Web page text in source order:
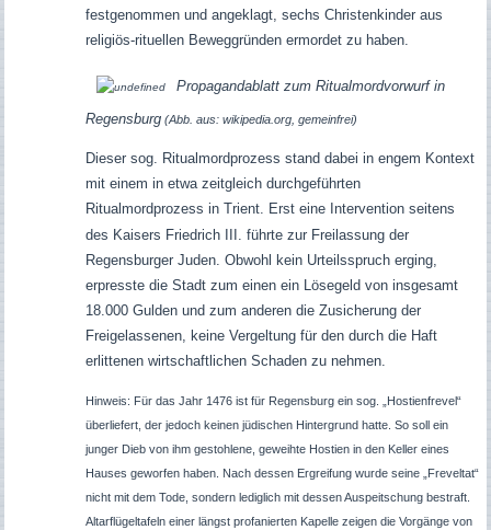
festgenommen und angeklagt, sechs Christenkinder aus
religiös-rituellen Beweggründen ermordet zu haben.
Propagandablatt zum Ritualmordvorwurf in
Regensburg (Abb. aus: wikipedia.org, gemeinfrei)
Dieser sog. Ritualmordprozess stand dabei in engem Kontext
mit einem in etwa zeitgleich durchgeführten
Ritualmordprozess in Trient. Erst eine Intervention seitens
des Kaisers Friedrich III. führte zur Freilassung der
Regensburger Juden. Obwohl kein Urteilsspruch erging,
erpresste die Stadt zum einen ein Lösegeld von insgesamt
18.000 Gulden und zum anderen die Zusicherung der
Freigelassenen, keine Vergeltung für den durch die Haft
erlittenen wirtschaftlichen Schaden zu nehmen.
Hinweis: Für das Jahr 1476 ist für Regensburg ein sog. „Hostienfrevel“
überliefert, der jedoch keinen jüdischen Hintergrund hatte. So soll ein
junger Dieb von ihm gestohlene, geweihte Hostien in den Keller eines
Hauses geworfen haben. Nach dessen Ergreifung wurde seine „Freveltat“
nicht mit dem Tode, sondern lediglich mit dessen Auspeitschung bestraft.
Altarflügeltafeln einer längst profanierten Kapelle zeigen die Vorgänge von